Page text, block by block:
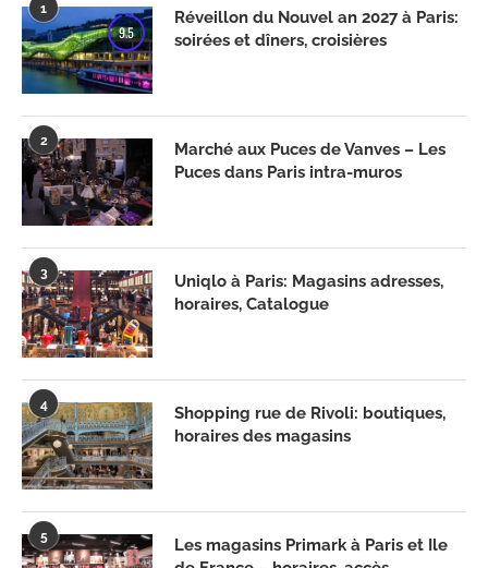
1
9.5
Réveillon du Nouvel an 2027 à Paris:
soirées et dîners, croisières
2
Marché aux Puces de Vanves – Les
Puces dans Paris intra-muros
3
Uniqlo à Paris: Magasins adresses,
horaires, Catalogue
4
Shopping rue de Rivoli: boutiques,
horaires des magasins
5
Les magasins Primark à Paris et Ile